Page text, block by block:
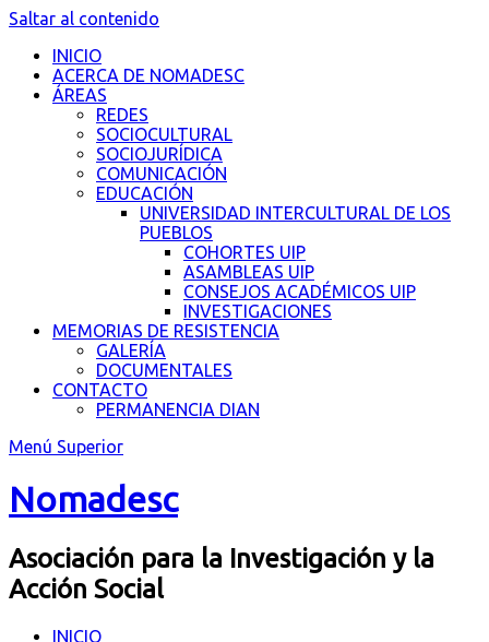
Saltar al contenido
INICIO
ACERCA DE NOMADESC
ÁREAS
REDES
SOCIOCULTURAL
SOCIOJURÍDICA
COMUNICACIÓN
EDUCACIÓN
UNIVERSIDAD INTERCULTURAL DE LOS
PUEBLOS
COHORTES UIP
ASAMBLEAS UIP
CONSEJOS ACADÉMICOS UIP
INVESTIGACIONES
MEMORIAS DE RESISTENCIA
GALERÍA
DOCUMENTALES
CONTACTO
PERMANENCIA DIAN
Menú Superior
Nomadesc
Asociación para la Investigación y la
Acción Social
INICIO